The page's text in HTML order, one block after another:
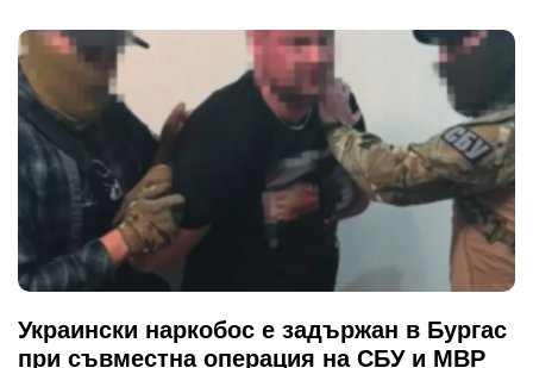
Украински наркобос е задържан в Бургас
при съвместна операция на СБУ и МВР